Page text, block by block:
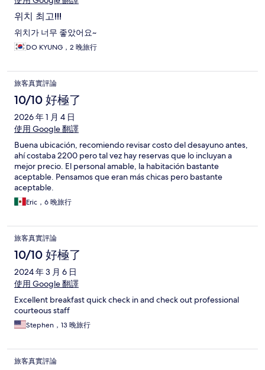
위치 최고!!!
위치가 너무 좋았어요~
DO KYUNG，2 晚旅行
旅客真實評論
10/10 好極了
2026 年 1 月 4 日
使用 Google 翻譯
Buena ubicación, recomiendo revisar costo del desayuno antes,
ahí costaba 2200 pero tal vez hay reservas que lo incluyan a
mejor precio. El personal amable, la habitación bastante
aceptable. Pensamos que eran más chicas pero bastante
aceptable.
Eric，6 晚旅行
旅客真實評論
10/10 好極了
2024 年 3 月 6 日
使用 Google 翻譯
Excellent breakfast quick check in and check out professional
courteous staff
Stephen，13 晚旅行
旅客真實評論